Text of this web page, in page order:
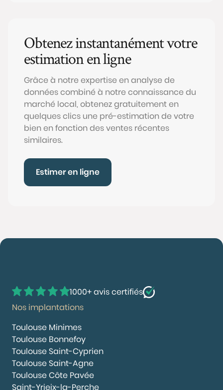
Obtenez instantanément votre
estimation en ligne
Grâce à notre expertise en analyse de
données combiné à notre connaissance du
marché local, obtenez gratuitement en
quelques clics une pré-estimation de votre
bien en fonction des ventes récentes
similaires.
Estimer en ligne
1000+ avis certifiés
Nos implantations
Toulouse Minimes
Toulouse Bonnefoy
Toulouse Saint-Cyprien
Toulouse Saint-Agne
Toulouse Côte Pavée
Saint-Yrieix-la-Perche